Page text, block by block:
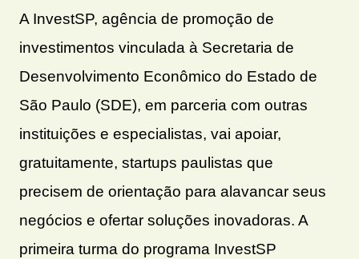
A InvestSP, agência de promoção de
investimentos vinculada à Secretaria de
Desenvolvimento Econômico do Estado de
São Paulo (SDE), em parceria com outras
instituições e especialistas, vai apoiar,
gratuitamente, startups paulistas que
precisem de orientação para alavancar seus
negócios e ofertar soluções inovadoras. A
primeira turma do programa InvestSP